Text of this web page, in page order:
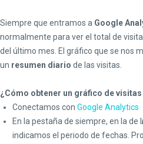
Siempre que entramos a Google
normalmente para ver el total de
del último mes. El gráfico que se nos
un resumen diario de las visitas.
¿Cómo obtener un gráfico de
Conectamos con Google Analytics
En la pestaña de siempre, en la de I
indicamos el periodo de fechas.